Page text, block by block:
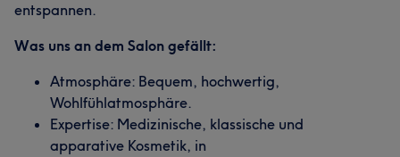
entspannen.
Was uns an dem Salon gefällt:
Atmosphäre: Bequem, hochwertig,
Wohlfühlatmosphäre.
Expertise: Medizinische, klassische und
apparative Kosmetik, in